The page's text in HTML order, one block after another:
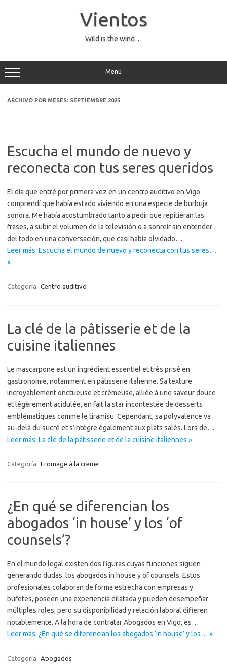
Vientos
Wild is the wind…
Menú
ARCHIVO POR MESES: SEPTIEMBRE 2025
Escucha el mundo de nuevo y
reconecta con tus seres queridos
El día que entré por primera vez en un centro auditivo en Vigo
comprendí que había estado viviendo en una especie de burbuja
sonora. Me había acostumbrado tanto a pedir que repitieran las
frases, a subir el volumen de la televisión o a sonreír sin entender
del todo en una conversación, que casi había olvidado…
Leer más: Escucha el mundo de nuevo y reconecta con tus seres…
»
Categoría: Centro auditivo
La clé de la pâtisserie et de la
cuisine italiennes
Le mascarpone est un ingrédient essentiel et très prisé en
gastronomie, notamment en pâtisserie italienne. Sa texture
incroyablement onctueuse et crémeuse, alliée à une saveur douce
et légèrement acidulée, en fait la star incontestée de desserts
emblématiques comme le tiramisu. Cependant, sa polyvalence va
au-delà du sucré et s’intègre également aux plats salés. Lors de…
Leer más: La clé de la pâtisserie et de la cuisine italiennes »
Categoría: Fromage à la creme
¿En qué se diferencian los
abogados ‘in house’ y los ‘of
counsels’?
En el mundo legal existen dos figuras cuyas funciones siguen
generando dudas: los abogados in house y of counsels. Estos
profesionales colaboran de forma estrecha con empresas y
bufetes, poseen una experiencia dilatada y pueden desempeñar
múltiples roles, pero su disponibilidad y relación laboral difieren
notablemente. A la hora de contratar Abogados en Vigo, es…
Leer más: ¿En qué se diferencian los abogados ‘in house’ y los… »
Categoría: Abogados